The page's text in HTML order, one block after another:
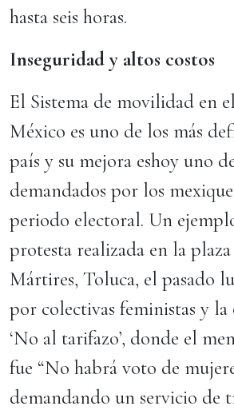
hasta seis horas.
Inseguridad y altos costos
El Sistema de movilidad en
México es uno de los más
país y su mejora eshoy uno
demandados por los
periodo electoral. Un
protesta realizada en la
Mártires, Toluca, el pasado
por colectivas feministas y
‘No al tarifazo’, donde el
fue “No habrá voto de
demandando un servicio de